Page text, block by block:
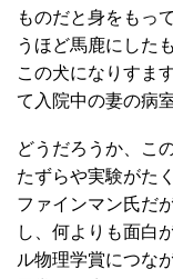
ものだと身をもっ
うほど馬鹿にした
この犬になりすま
て入院中の妻の病
どうだろうか、こ
たずらや実験がた
ファインマン氏だ
し、何よりも面白
ル物理学賞につな